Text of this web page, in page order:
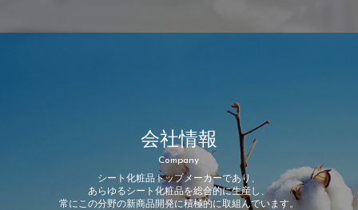
会社情報
Company
シート化粧品トップメーカーであり、
あらゆるシート化粧品を総合的に生産し、
常にこの分野の新商品開発に積極的に取組んでいます。